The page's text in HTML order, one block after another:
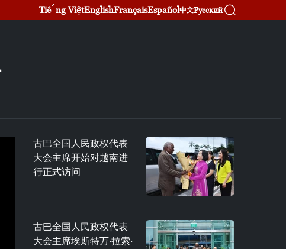
Tiếng ViệtEnglishFrançaisEspañol中文Русский
古巴全国人民政权代表
大会主席开始对越南进
行正式访问
古巴全国人民政权代表
大会主席埃斯特万·拉索·